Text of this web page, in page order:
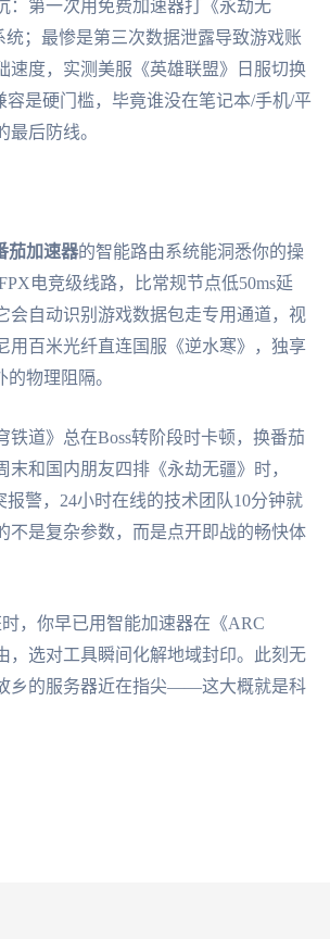
：第一次用免费加速器打《永劫无
；最惨是第三次数据泄露导致游戏账
速度，实测美服《英雄联盟》日服切换
是硬门槛，毕竟谁没在笔记本/手机/平
后防线。
茄加速器的智能路由系统能洞悉你的操
电竞级线路，比常规节点低50ms延
会自动识别游戏数据包走专用通道，视
用百米光纤直连国服《逆水寒》，独享
物理阻隔。
道》总在Boss转阶段时卡顿，换番茄
和国内朋友四排《永劫无疆》时，
警，24小时在线的技术团队10分钟就
不是复杂参数，而是点开即战的畅快体
，你早已用智能加速器在《ARC
，选对工具瞬间化解地域封印。此刻无
乡的服务器近在指尖——这大概就是科